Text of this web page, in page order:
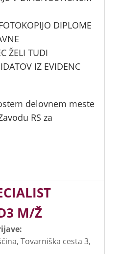
DIPLOME
ŽELI TUDI
IZ EVIDENC
delovnem meste
RS za
M/Ž
Tovarniška cesta 3,